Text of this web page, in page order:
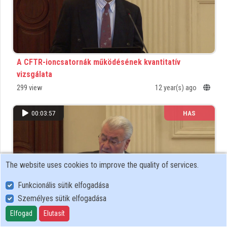
Contributors
A CFTR-ioncsatornák működésének kvantitatív
vizsgálata
299 view 12 year(s) ago
00:03:57 HAS
The website uses cookies to improve the quality of services.
Funkcionális sütik elfogadása
Személyes sütik elfogadása
Elfogad Elutasít